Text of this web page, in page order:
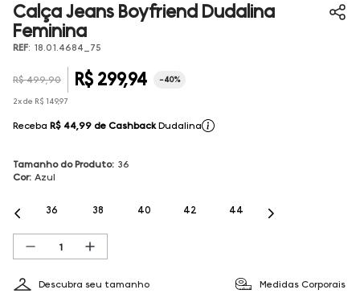
Calça Jeans Boyfriend Dudalina
Feminina
REF: 18.01.4684_75
R$ 499,90 R$ 299,94 -40%
2x de R$ 149,97
Receba R$ 44,99 de Cashback Dudalina
Tamanho do Produto: 36
Cor: Azul
36 38 40 42 44
Descubra seu tamanho Medidas Corporais